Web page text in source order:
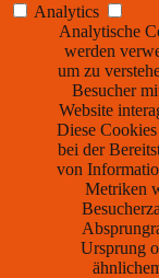
Analytics
Analytische
werden
um zu
Besucher
Website
Diese
bei der
von
Metriken
Ursprung